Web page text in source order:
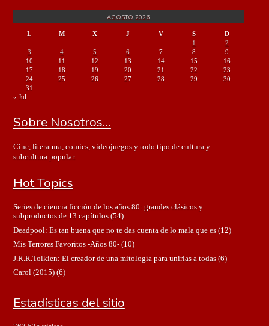
AGOSTO 2026
L M X J V S
D
1
2
3
4 5 6 7 8
9
10
11 12 13 14 15
16
17
18 19 20 21 22
23
24
25 26 27 28 29
30
31
« Jul
Sobre Nosotros…
Cine, literatura, comics, videojuegos y todo tipo de cultura y
subcultura popular.
Hot Topics
Series de ciencia ficción de los años 80: grandes clásicos y
subproductos de 13 capítulos(54)
Deadpool: Es tan buena que no te das cuenta de lo mala que es(12)
Mis Terrores Favoritos -Años 80-(10)
J.R.R.Tolkien: El creador de una mitología para unirlas a todas(6)
Carol (2015)(6)
Estadísticas del sitio